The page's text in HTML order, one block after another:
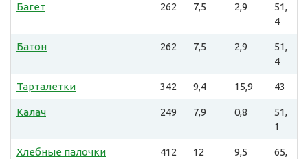
Багет 262 7,5 2,9
51,
4
Батон 262 7,5 2,9
51,
4
Тарталетки 342 9,4 15,9 43
Калач 249 7,9 0,8
51,
1
Хлебные палочки 412 12 9,5
65,